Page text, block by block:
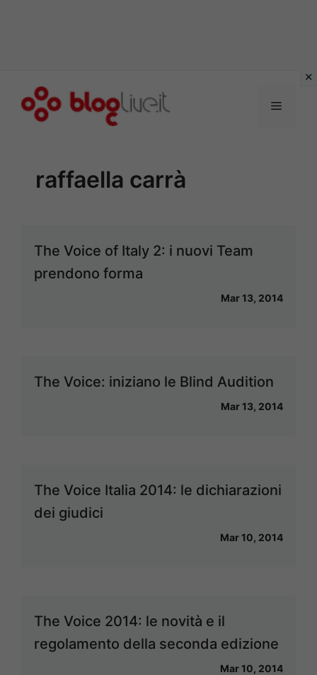
Menu
raffaella carrà
The Voice of Italy 2: i nuovi Team
prendono forma
Mar 13, 2014
The Voice: iniziano le Blind Audition
Mar 13, 2014
The Voice Italia 2014: le dichiarazioni
dei giudici
Mar 10, 2014
The Voice 2014: le novità e il
regolamento della seconda edizione
Mar 10, 2014